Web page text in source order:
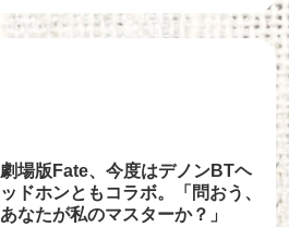
劇場版Fate、今度はデノンBTヘ
ッドホンともコラボ。「問おう、
あなたが私のマスターか？」